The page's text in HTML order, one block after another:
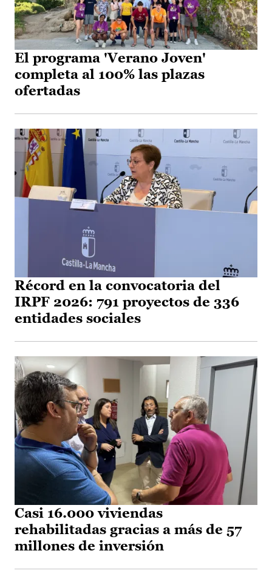
El programa 'Verano Joven'
completa al 100% las plazas
ofertadas
Récord en la convocatoria del
IRPF 2026: 791 proyectos de 336
entidades sociales
Casi 16.000 viviendas
rehabilitadas gracias a más de 57
millones de inversión